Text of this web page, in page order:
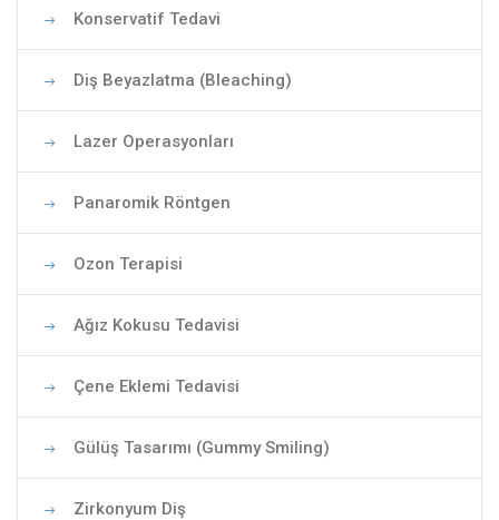
Konservatif Tedavi
Diş Beyazlatma (Bleaching)
Lazer Operasyonları
Panaromik Röntgen
Ozon Terapisi
Ağız Kokusu Tedavisi
Çene Eklemi Tedavisi
Gülüş Tasarımı (Gummy Smiling)
Zirkonyum Diş